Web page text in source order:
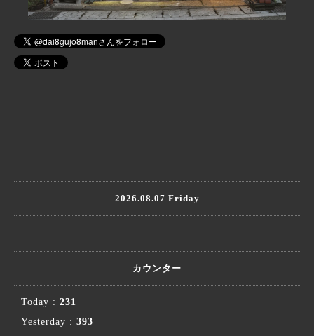
2026.08.07 Friday
カウンター
Today : 231
Yesterday : 393